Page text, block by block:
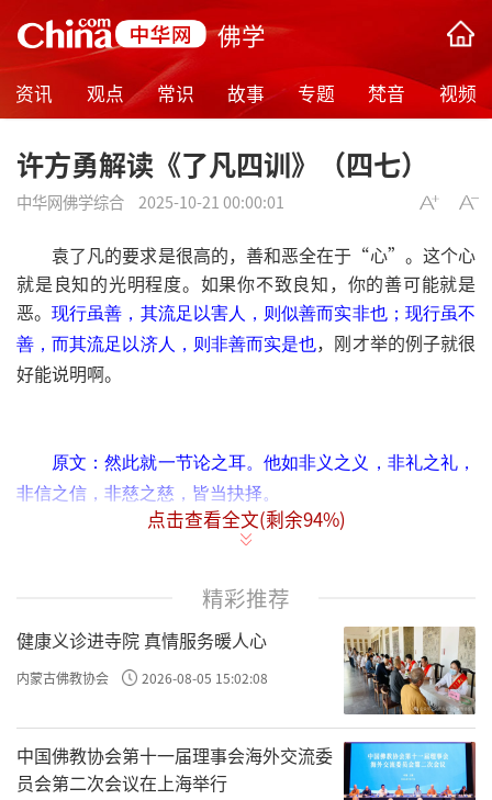
佛学
资讯 观点 常识 故事 专题 梵音 视频
许方勇解读《了凡四训》（四七）
中华网佛学综合 2025-10-21 00:00:01
袁了凡的要求是很高的，善和恶全在于“心”。这个心
就是良知的光明程度。如果你不致良知，你的善可能就是
恶。现行虽善，其流足以害人，则似善而实非也；现行虽不
善，而其流足以济人，则非善而实是也，刚才举的例子就很
好能说明啊。
原文：然此就一节论之耳。他如非义之义，非礼之礼，
非信之信，非慈之慈，皆当抉择。
有的看似是义，但不是义；有的看似合，礼但不合礼；
，怎么抉择？致良知，知行合一，这就是是和非。
原文：何谓偏正 ？昔吕文懿公，初辞相位，归故里，海
内仰之，如泰山北斗。有一乡人，醉而詈之，吕公不动，谓
其仆曰：“醉者勿与较也。”闭门谢之。逾年，其人犯死刑入
狱，吕公始悔之曰：“使当时稍与计较，送公家责治，可以
点击查看全文(剩余94%)
精彩推荐
健康义诊进寺院 真情服务暖人心
内蒙古佛教协会 2026-08-05 15:02:08
中国佛教协会第十一届理事会海外交流委
员会第二次会议在上海举行